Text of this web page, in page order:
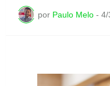
por Paulo Melo - 4/